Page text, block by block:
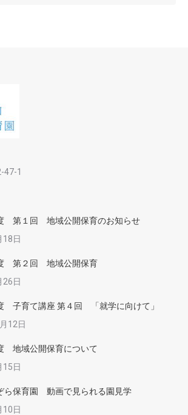
47-1
第１回 地域公開保育のお知らせ
18日
第２回 地域公開保育
26日
子育て講座 第４回 「就学に向けて」
12日
地域公開保育について
15日
ら保育園 動画で見られる園見学
10日